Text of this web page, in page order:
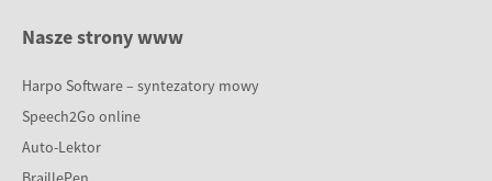
Nasze strony www
Harpo Software – syntezatory mowy
Speech2Go online
Auto-Lektor